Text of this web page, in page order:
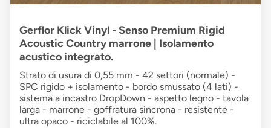
Gerflor Klick Vinyl - Senso Premium Rigid
Acoustic Country marrone | Isolamento
acustico integrato.
Strato di usura di 0,55 mm - 42 settori (normale) -
SPC rigido + isolamento - bordo smussato (4 lati) -
sistema a incastro DropDown - aspetto legno - tavola
larga - marrone - goffratura sincrona - resistente -
ultra opaco - riciclabile al 100%.